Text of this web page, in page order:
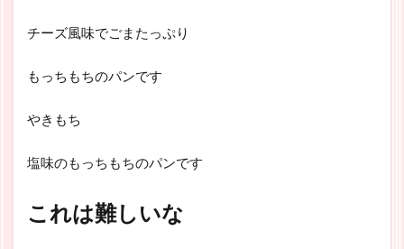
チーズ風味でごまたっぷり
もっちもちのパンです
やきもち
塩味のもっちもちのパンです
これは難しいな